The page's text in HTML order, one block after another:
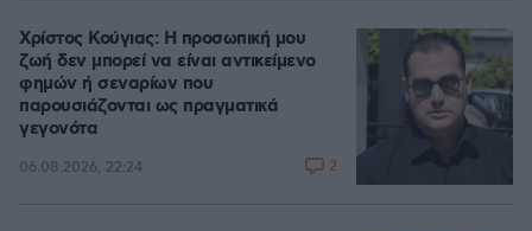
Χρίστος Κούγιας: Η προσωπική μου
ζωή δεν μπορεί να είναι αντικείμενο
φημών ή σεναρίων που
παρουσιάζονται ως πραγματικά
γεγονότα
06.08.2026, 22:24 2